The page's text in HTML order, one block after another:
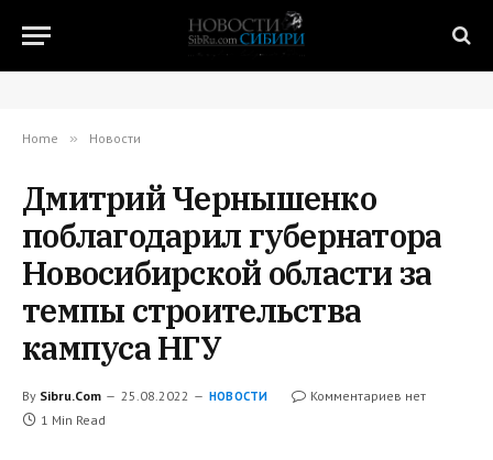
Home » Новости
Дмитрий Чернышенко
поблагодарил губернатора
Новосибирской области за
темпы строительства
кампуса НГУ
By Sibru.Com 25.08.2022 НОВОСТИ
Комментариев нет
1 Min Read